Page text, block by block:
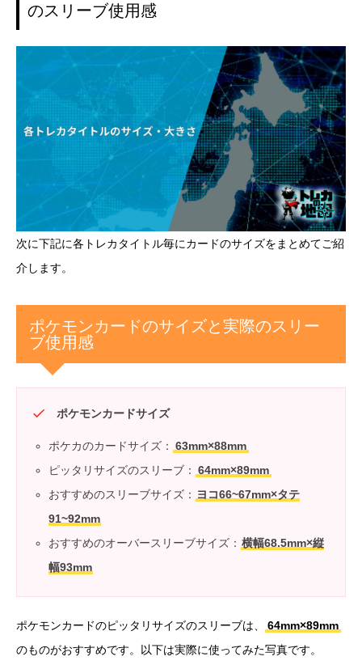
のスリーブ使用感
次に下記に各トレカタイトル毎にカードのサイズをまとめてご紹
介します。
ポケモンカードのサイズと実際のスリー
ブ使用感
ポケモンカードサイズ
ポケカのカードサイズ： 63mm×88mm
ピッタリサイズのスリーブ： 64mm×89mm
おすすめのスリーブサイズ： ヨコ66~67mm×タテ
91~92mm
おすすめのオーバースリーブサイズ： 横幅68.5mm×縦
幅93mm
ポケモンカードのピッタリサイズのスリーブは、
64mm×89mm
のものがおすすめです。以下は実際に使ってみた写真です。